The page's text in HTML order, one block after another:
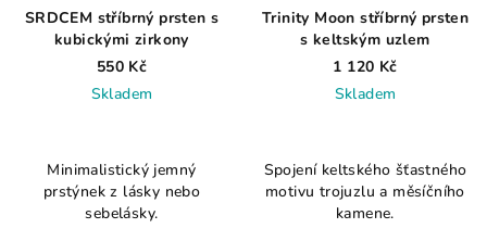
SRDCEM stříbrný prsten s
kubickými zirkony
550 Kč
Skladem
Minimalistický jemný
prstýnek z lásky nebo
sebelásky.
Trinity Moon stříbrný prsten
s keltským uzlem
1 120 Kč
Skladem
Spojení keltského šťastného
motivu trojuzlu a měsíčního
kamene.